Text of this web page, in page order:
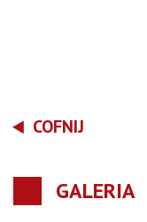
COFNIJ
GALERIA